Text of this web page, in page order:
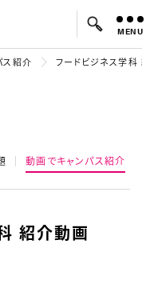
名古屋文理大
MENU
ス紹介 フードビジネス学科 紹
動画でキャンパス紹介
紹介動画